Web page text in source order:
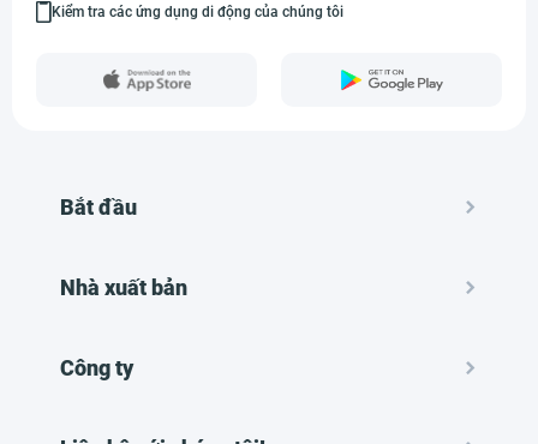
Kiểm tra các ứng dụng di động của chúng tôi
Bắt đầu
Nhà xuất bản
Công ty